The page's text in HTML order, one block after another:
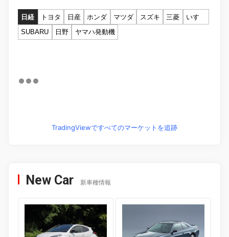
日経 トヨタ 日産 ホンダ マツダ スズキ 三菱
いすゞ
SUBARU
日野 ヤマハ発動機
TradingViewですべてのマーケットを追跡
New Car 新車種情報